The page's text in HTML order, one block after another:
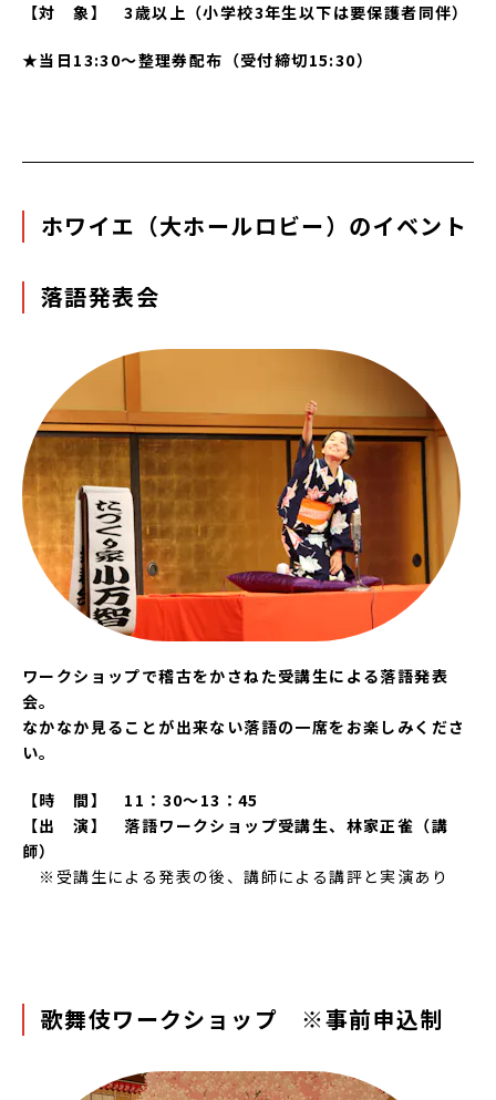
【対 象】 3歳以上（小学校3年生以下は要保護者同伴）
★当日13:30～整理券配布（受付締切15:30）
ホワイエ（大ホールロビー）のイベント
落語発表会
ワークショップで稽古をかさねた受講生による落語発表
会。
なかなか見ることが出来ない落語の一席をお楽しみくださ
い。
【時 間】 11：30～13：45
【出 演】 落語ワークショップ受講生、林家正雀（講
師）
※受講生による発表の後、講師による講評と実演あり
歌舞伎ワークショップ ※事前申込制